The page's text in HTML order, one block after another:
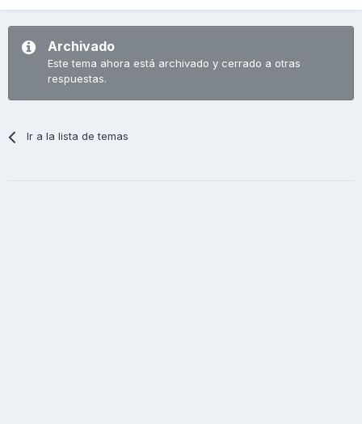
Archivado
Este tema ahora está archivado y cerrado a otras
respuestas.
Ir a la lista de temas